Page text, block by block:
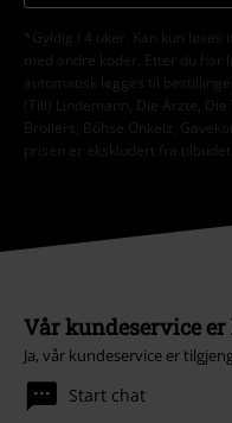
*Gyldig i 4 uker. Kan kun løses
med andre koder. Etter du har
automatisk legges til
(Till) Lindemann, Die Ärzte,
Broilers, Böhse Onkelz,
prisen er ekskludert fra tilbudet.
Vår kundeservice er
Ja, vår kundeservice er
Start chat